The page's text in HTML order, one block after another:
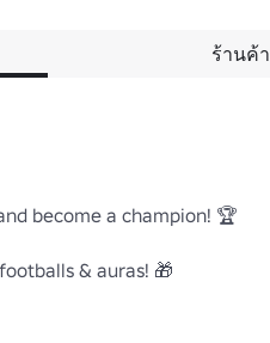
ร้านค้า
become a champion! 🏆
& auras! 🎁